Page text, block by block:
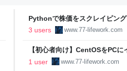
Pythonで株価をスクレイピン
77Lifeworkベータ版
3 users www.77-lifework.com
【初心者向け】CentOSをPC
1 user
www.77-lifework.com